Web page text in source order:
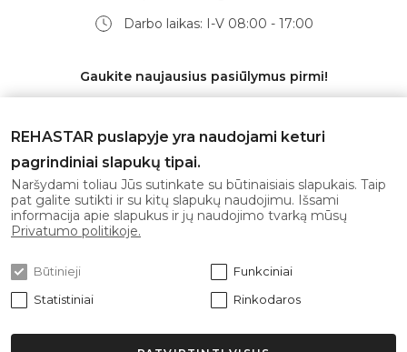
Darbo laikas: I-V 08:00 - 17:00
Gaukite naujausius pasiūlymus pirmi!
Prenumeruoti
Sutinku su privatumo politika
REHASTAR puslapyje yra naudojami keturi
pagrindiniai slapukų tipai.
Naršydami toliau Jūs sutinkate su būtinaisiais slapukais. Taip
pat galite sutikti ir su kitų slapukų naudojimu. Išsami
informacija apie slapukus ir jų naudojimo tvarką mūsų
Privatumo politikoje.
Būtinieji
Funkciniai
Statistiniai
Rinkodaros